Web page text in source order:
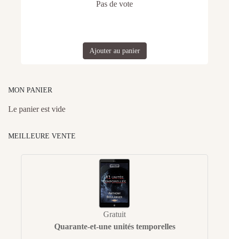
Pas de vote
Ajouter au panier
MON PANIER
Le panier est vide
MEILLEURE VENTE
Gratuit
Quarante-et-une unités temporelles